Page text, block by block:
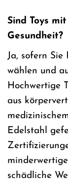
Sind Toys
Gesundheit?
Ja, sofern Sie
wählen und
Hochwertige
aus
Edelstahl
schädliche